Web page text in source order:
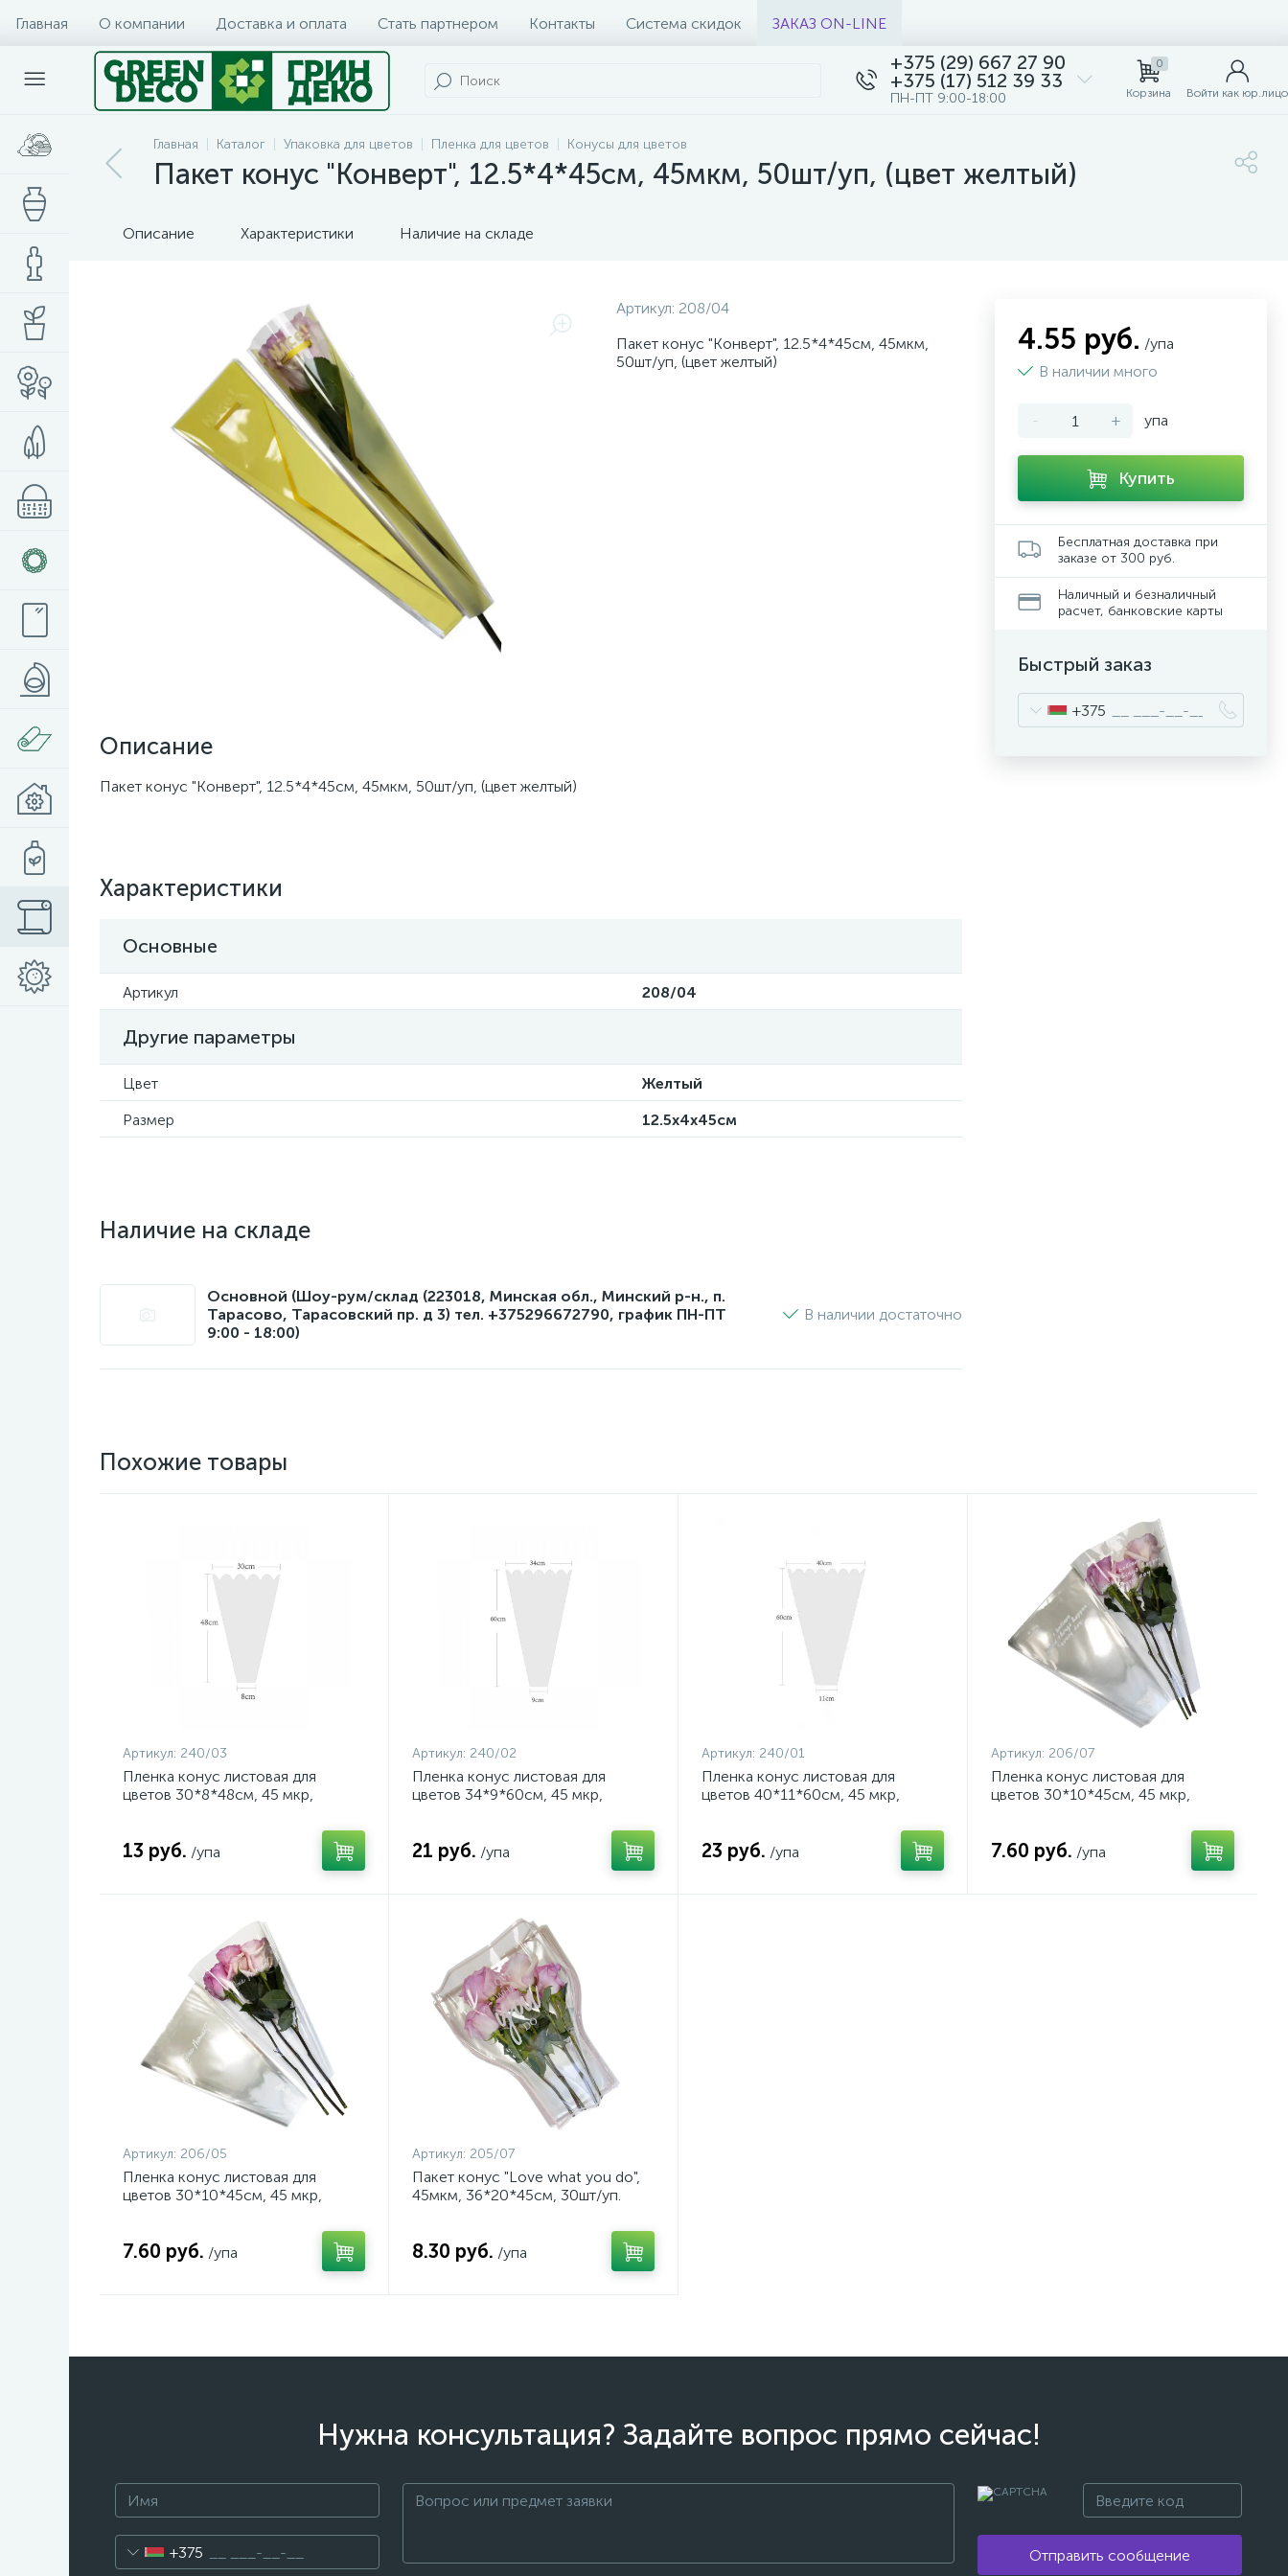
Главная О компании Доставка и оплата Стать партнером Контакты Система скидок ЗАКАЗ ON-LINE
+375 (29) 667 27 90
+375 (17) 512 39 33
ПН-ПТ 9:00-18:00
0
Корзина Войти как юр.лицо
Главная Каталог Упаковка для цветов Пленка для цветов Конусы для цветов
Пакет конус "Конверт", 12.5*4*45см, 45мкм, 50шт/уп, (цвет желтый)
Описание Характеристики Наличие на складе
Артикул: 208/04
Пакет конус "Конверт", 12.5*4*45см, 45мкм,
50шт/уп, (цвет желтый)
Описание
Пакет конус "Конверт", 12.5*4*45см, 45мкм, 50шт/уп, (цвет желтый)
Характеристики
Основные
Артикул 208/04
Другие параметры
Цвет
Желтый
Размер
12.5x4x45см
Наличие на складе
Основной (Шоу-рум/склад (223018, Минская обл., Минский р-н., п.
Тарасово, Тарасовский пр. д 3) тел. +375296672790, график ПН-ПТ
9:00 - 18:00)
В наличии достаточно
4.55 руб. /упа
В наличии много
- + упа
Купить
Бесплатная доставка при
заказе от 300 руб.
Наличный и безналичный
расчет, банковские карты
Быстрый заказ
+375
Похожие товары
Артикул: 240/03
Пленка конус листовая для
цветов 30*8*48см, 45 мкр,
13 руб. /упа
Артикул: 240/02
Пленка конус листовая для
цветов 34*9*60см, 45 мкр,
21 руб. /упа
Артикул: 240/01
Пленка конус листовая для
цветов 40*11*60см, 45 мкр,
23 руб. /упа
Артикул: 206/07
Пленка конус листовая для
цветов 30*10*45см, 45 мкр,
7.60 руб. /упа
Артикул: 206/05
Пленка конус листовая для
цветов 30*10*45см, 45 мкр,
7.60 руб. /упа
Артикул: 205/07
Пакет конус "Love what you do",
45мкм, 36*20*45см, 30шт/уп.
8.30 руб. /упа
Нужна консультация? Задайте вопрос прямо сейчас!
+375 Отправить сообщение